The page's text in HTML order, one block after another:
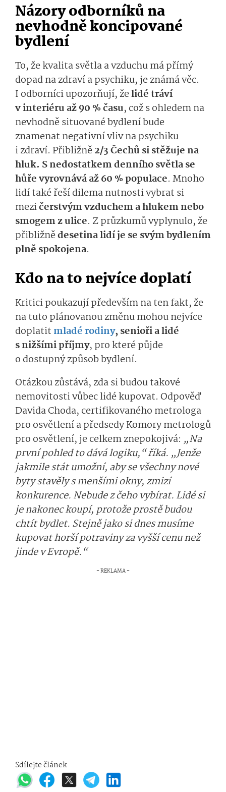
Názory odborníků na
nevhodně koncipované
bydlení
To, že kvalita světla a vzduchu má přímý
dopad na zdraví a psychiku, je známá věc.
I odborníci upozorňují, želidé tráví
v interiéru až 90 % času, což s ohledem na
nevhodně situované bydlení bude
znamenat negativní vliv na psychiku
i zdraví. Přibližně2/3 Čechů si stěžuje na
hluk. S nedostatkem denního světla se
hůře vyrovnává až 60 % populace. Mnoho
lidí také řeší dilema nutnosti vybrat si
mezičerstvým vzduchem a hlukem nebo
smogem z ulice. Z průzkumů vyplynulo, že
přibližnědesetina lidí je se svým bydlením
plně spokojena.
Kdo na to nejvíce doplatí
Kritici poukazují především na ten fakt, že
na tuto plánovanou změnu mohou nejvíce
doplatit mladé rodiny, senioři a lidé
s nižšími příjmy, pro které půjde
o dostupný způsob bydlení.
Otázkou zůstává, zda si budou takové
nemovitosti vůbec lidé kupovat. Odpověď
Davida Choda, certifikovaného metrologa
pro osvětlení a předsedy Komory metrologů
pro osvětlení, je celkem znepokojivá: „Na
první pohled to dává logiku,“ říká. „Jenže
jakmile stát umožní, aby se všechny nové
byty stavěly s menšími okny, zmizí
konkurence. Nebude z čeho vybírat. Lidé si
je nakonec koupí, protože prostě budou
chtít bydlet. Stejně jako si dnes musíme
kupovat horší potraviny za vyšší cenu než
jinde v Evropě.“
Sdílejte článek